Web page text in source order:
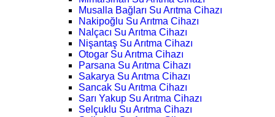
Musalla Bağları Su Arıtma Cihazı
Nakipoğlu Su Arıtma Cihazı
Nalçacı Su Arıtma Cihazı
Nişantaş Su Arıtma Cihazı
Otogar Su Arıtma Cihazı
Parsana Su Arıtma Cihazı
Sakarya Su Arıtma Cihazı
Sancak Su Arıtma Cihazı
Sarı Yakup Su Arıtma Cihazı
Selçuklu Su Arıtma Cihazı